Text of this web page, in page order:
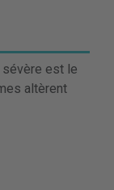
sévère est le
altèrent